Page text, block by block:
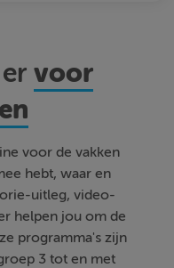
ervoor
voor de vakken
hebt, waar en
uitleg, video-
helpen jou om de
programma's zijn
3 tot en met